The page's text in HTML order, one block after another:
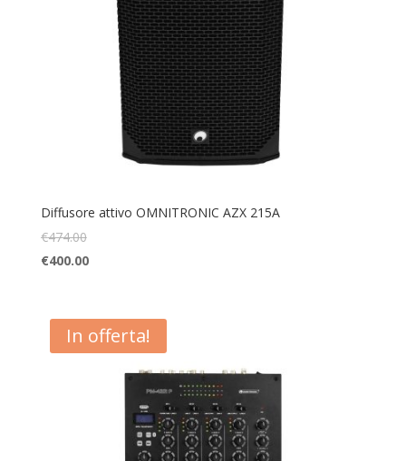
Diffusore attivo OMNITRONIC AZX 215A
€474.00
€400.00
In offerta!